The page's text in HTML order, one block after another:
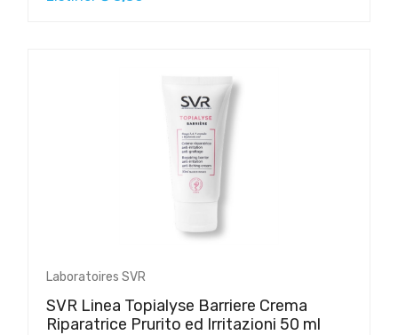
Laboratoires SVR
SVR Linea Topialyse Barriere Crema
Riparatrice Prurito ed Irritazioni 50 ml